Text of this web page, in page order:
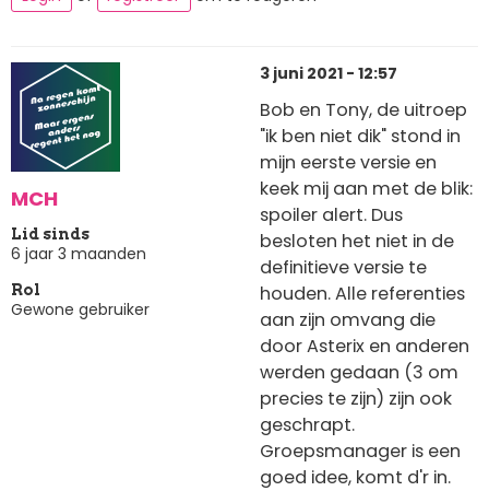
MCH
Lid sinds
6 jaar 3 maanden
Rol
Gewone gebruiker
3 juni 2021 - 12:57
Bob en Tony, de uitroep
"ik ben niet dik" stond in
mijn eerste versie en
keek mij aan met de blik:
spoiler alert. Dus
besloten het niet in de
definitieve versie te
houden. Alle referenties
aan zijn omvang die
door Asterix en anderen
werden gedaan (3 om
precies te zijn) zijn ook
geschrapt.
Groepsmanager is een
goed idee, komt d'r in.